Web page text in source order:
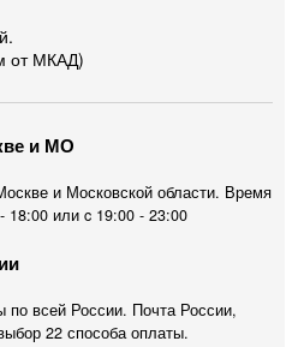
от МКАД)
и МО
и Московской области. Время
18:00 или c 19:00 - 23:00
по всей России. Почта России,
22 способа оплаты.